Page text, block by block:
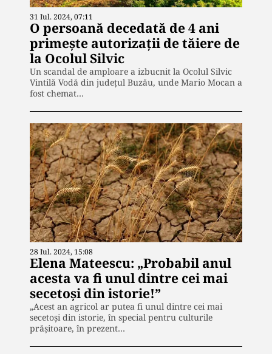
31 Iul. 2024, 07:11
O persoană decedată de 4 ani
primește autorizații de tăiere de
la Ocolul Silvic
Un scandal de amploare a izbucnit la Ocolul Silvic
Vintilă Vodă din județul Buzău, unde Mario Mocan a
fost chemat…
28 Iul. 2024, 15:08
Elena Mateescu: „Probabil anul
acesta va fi unul dintre cei mai
secetoși din istorie!”
„Acest an agricol ar putea fi unul dintre cei mai
secetoşi din istorie, în special pentru culturile
prăşitoare, în prezent…